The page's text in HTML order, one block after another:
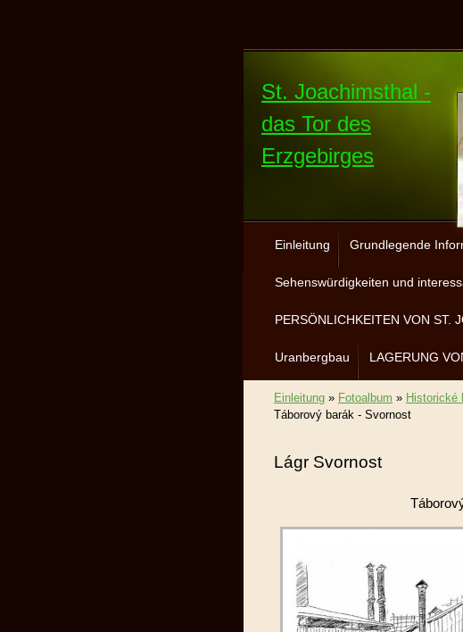
St. Joachimsthal -
das Tor des
Erzgebirges
Einleitung Grundlegende
Sehenswürdigkeiten und
PERSÖNLICHKEITEN VON ST.
Uranbergbau LAGERUNG
Einleitung » Fotoalbum » Historické
Táborový barák - Svornost
Lágr Svornost